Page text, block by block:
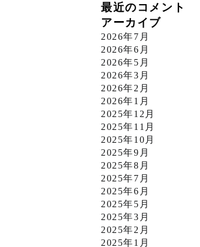
最近のコメント
アーカイブ
2026年7月
2026年6月
2026年5月
2026年3月
2026年2月
2026年1月
2025年12月
2025年11月
2025年10月
2025年9月
2025年8月
2025年7月
2025年6月
2025年5月
2025年3月
2025年2月
2025年1月